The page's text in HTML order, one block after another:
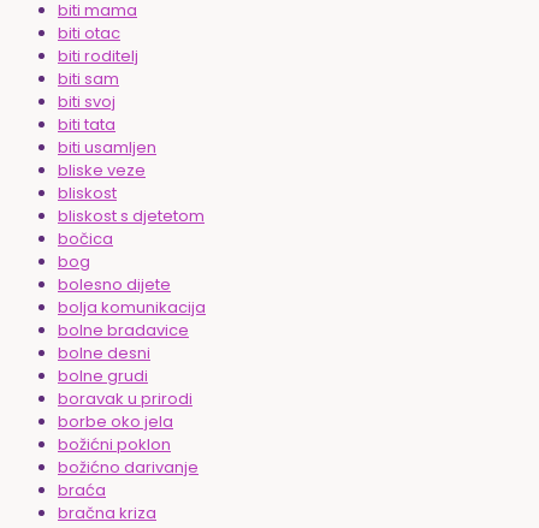
biti mama
biti otac
biti roditelj
biti sam
biti svoj
biti tata
biti usamljen
bliske veze
bliskost
bliskost s djetetom
bočica
bog
bolesno dijete
bolja komunikacija
bolne bradavice
bolne desni
bolne grudi
boravak u prirodi
borbe oko jela
božićni poklon
božićno darivanje
braća
bračna kriza